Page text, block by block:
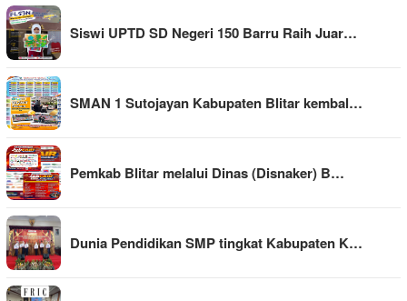
Siswi UPTD SD Negeri 150 Barru Raih Juar…
SMAN 1 Sutojayan Kabupaten Blitar kembal…
Pemkab Blitar melalui Dinas (Disnaker) B…
Dunia Pendidikan SMP tingkat Kabupaten K…